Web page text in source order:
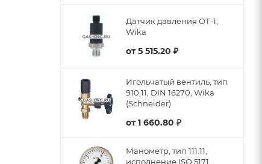
Датчик давления ОТ-1,
Wika
от5 515.20 ₽
Игольчатый вентиль, тип
910.11, DIN 16270, Wika
(Schneider)
от1 660.80 ₽
Манометр, тип 111.11,
исполнение ISO 5171,